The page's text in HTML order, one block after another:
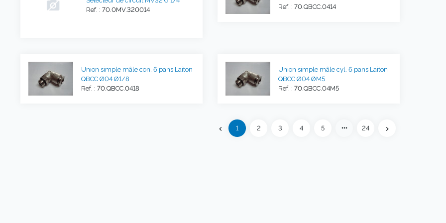
Ref. : 70.0MV.320014
Ref. : 70.QBCC.0414
Union simple mâle con. 6 pans Laiton
QBCC Ø04 Ø1/8
Ref. : 70.QBCC.0418
Union simple mâle cyl. 6 pans Laiton
QBCC Ø04 ØM5
Ref. : 70.QBCC.04M5
chevron_left Précédent
1 2 3 4 5 more_horiz 24 chevron_right
Suivant